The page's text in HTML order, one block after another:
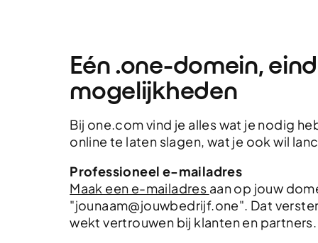
Eén .one-domein,
mogelijkheden
Bij one.com vind je alles wat je nodig
online te laten slagen, wat je ook wil
Professioneel e-mailadres
Maak een e-mailadres aan op jouw
"jounaam@jouwbedrijf.one". Dat
wekt vertrouwen bij klanten en partners.